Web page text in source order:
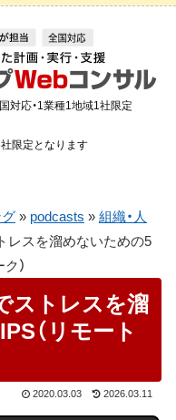
対応・1業種1地域1社限定
限定となります
» podcasts » 組織・人
レスを溜めないための5
）
ストレスを溜
（リモート
2020.03.03 2026.03.11